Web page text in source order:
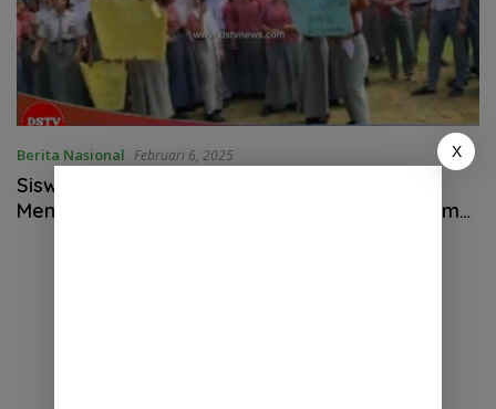
Berita Nasional Februari 6, 2025
Siswa SMAN 1 Namorambe Gelar Unjuk Rasa
Menuntut Tanggung Jawab Kepsek Atas Belum
X